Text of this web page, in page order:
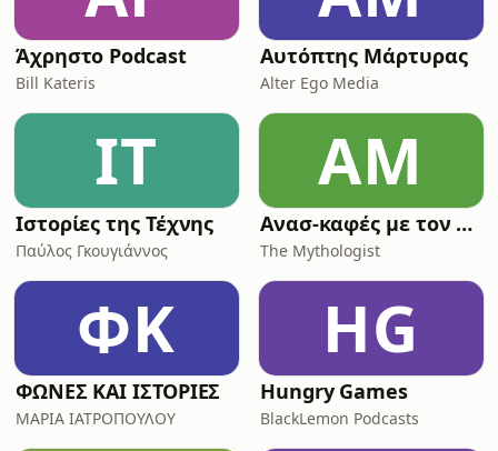
Άχρηστο Podcast
Bill Kateris
Αυτόπτης Μάρτυρας
Alter Ego Media
ΙΤ
Ιστορίες της Τέχνης
Παύλος Γκουγιάννος
ΑΜ
Ανασ-καφές με τον Κων/νο Λουκόπουλο
The Mythologist
ΦK
ΦΩΝΕΣ KAI ΙΣΤΟΡΙΕΣ
ΜΑΡΙΑ ΙΑΤΡΟΠΟΥΛΟΥ
HG
Hungry Games
BlackLemon Podcasts